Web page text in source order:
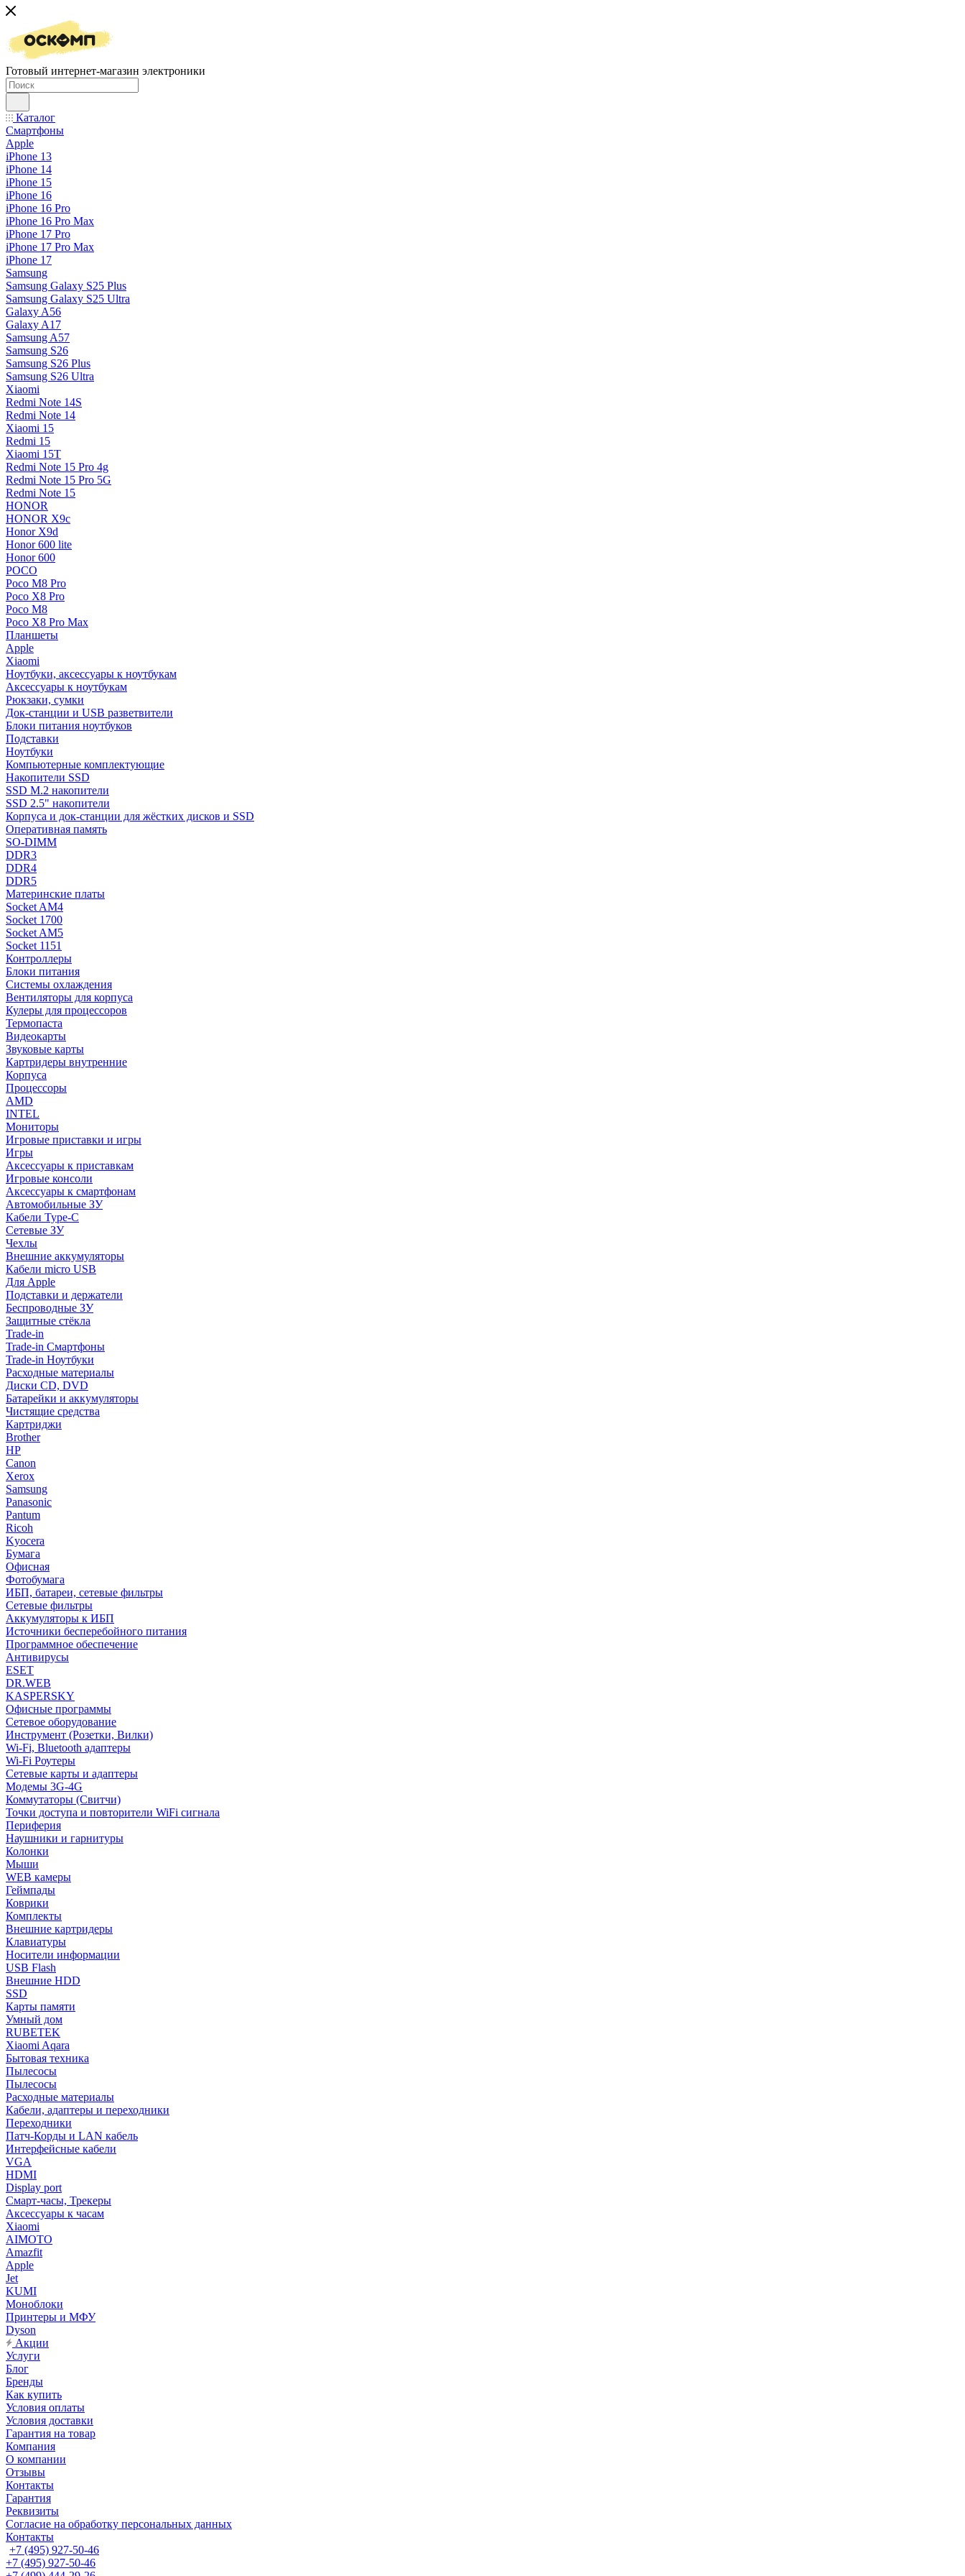
Готовый интернет-магазин электроники
Каталог
Смартфоны
Apple
iPhone 13
iPhone 14
iPhone 15
iPhone 16
iPhone 16 Pro
iPhone 16 Pro Max
iPhone 17 Pro
iPhone 17 Pro Max
iPhone 17
Samsung
Samsung Galaxy S25 Plus
Samsung Galaxy S25 Ultra
Galaxy A56
Galaxy A17
Samsung A57
Samsung S26
Samsung S26 Plus
Samsung S26 Ultra
Xiaomi
Redmi Note 14S
Redmi Note 14
Xiaomi 15
Redmi 15
Xiaomi 15T
Redmi Note 15 Pro 4g
Redmi Note 15 Pro 5G
Redmi Note 15
HONOR
HONOR X9c
Honor X9d
Honor 600 lite
Honor 600
POCO
Poco M8 Pro
Poco X8 Pro
Poco M8
Poco X8 Pro Max
Планшеты
Apple
Xiaomi
Ноутбуки, аксессуары к ноутбукам
Аксессуары к ноутбукам
Рюкзаки, сумки
Док-станции и USB разветвители
Блоки питания ноутбуков
Подставки
Ноутбуки
Компьютерные комплектующие
Накопители SSD
SSD M.2 накопители
SSD 2.5" накопители
Корпуса и док-станции для жёстких дисков и SSD
Оперативная память
SO-DIMM
DDR3
DDR4
DDR5
Материнские платы
Socket AM4
Socket 1700
Socket AM5
Socket 1151
Контроллеры
Блоки питания
Системы охлаждения
Вентиляторы для корпуса
Кулеры для процессоров
Термопаста
Видеокарты
Звуковые карты
Картридеры внутренние
Корпуса
Процессоры
AMD
INTEL
Мониторы
Игровые приставки и игры
Игры
Аксессуары к приставкам
Игровые консоли
Аксессуары к смартфонам
Автомобильные ЗУ
Кабели Type-C
Сетевые ЗУ
Чехлы
Внешние аккумуляторы
Кабели micro USB
Для Apple
Подставки и держатели
Беспроводные ЗУ
Защитные стёкла
Trade-in
Trade-in Смартфоны
Trade-in Ноутбуки
Расходные материалы
Диски CD, DVD
Батарейки и аккумуляторы
Чистящие средства
Картриджи
Brother
HP
Canon
Xerox
Samsung
Panasonic
Pantum
Ricoh
Kyocera
Бумага
Офисная
Фотобумага
ИБП, батареи, сетевые фильтры
Сетевые фильтры
Аккумуляторы к ИБП
Источники бесперебойного питания
Программное обеспечение
Антивирусы
ESET
DR.WEB
KASPERSKY
Офисные программы
Сетевое оборудование
Инструмент (Розетки, Вилки)
Wi-Fi, Bluetooth адаптеры
Wi-Fi Роутеры
Сетевые карты и адаптеры
Модемы 3G-4G
Коммутаторы (Свитчи)
Точки доступа и повторители WiFi сигнала
Периферия
Наушники и гарнитуры
Колонки
Мыши
WEB камеры
Геймпады
Коврики
Комплекты
Внешние картридеры
Клавиатуры
Носители информации
USB Flash
Внешние HDD
SSD
Карты памяти
Умный дом
RUBETEK
Xiaomi Aqara
Бытовая техника
Пылесосы
Пылесосы
Расходные материалы
Кабели, адаптеры и переходники
Переходники
Патч-Корды и LAN кабель
Интерфейсные кабели
VGA
HDMI
Display port
Смарт-часы, Трекеры
Аксессуары к часам
Xiaomi
AIMOTO
Amazfit
Apple
Jet
KUMI
Моноблоки
Принтеры и МФУ
Dyson
Акции
Услуги
Блог
Бренды
Как купить
Условия оплаты
Условия доставки
Гарантия на товар
Компания
О компании
Отзывы
Контакты
Гарантия
Реквизиты
Согласие на обработку персональных данных
Контакты
+7 (495) 927-50-46
+7 (495) 927-50-46